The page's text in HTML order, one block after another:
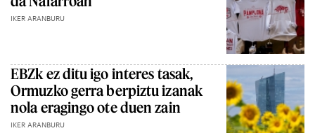
IKER ARANBURU
EBZk ez ditu igo interes tasak,
Ormuzko gerra berpiztu izanak
nola eragingo ote duen zain
IKER ARANBURU